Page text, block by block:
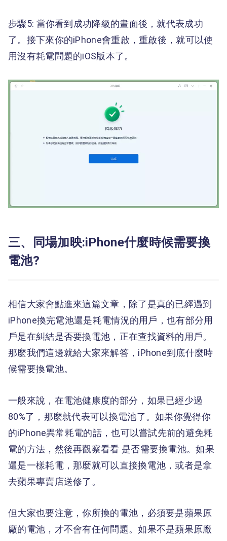
步驟5: 當你看到成功降級的畫面後，就代表成功
了。接下來你的iPhone會重啟，重啟後，就可以使
用沒有耗電問題的iOS版本了。
三、同場加映:iPhone什麼時候需要換
電池?
相信大家會點進來這篇文章，除了是真的已經遇到
iPhone換完電池還是耗電情況的用戶，也有部分用
戶是在糾結是否要換電池，正在查找資料的用戶。
那麼我們這邊就給大家來解答，iPhone到底什麼時
候需要換電池。
一般來說，在電池健康度的部分，如果已經少過
80%了，那麼就代表可以換電池了。如果你覺得你
的iPhone異常耗電的話，也可以嘗試先前的避免耗
電的方法，然後再觀察看看 是否需要換電池。如果
還是一樣耗電，那麼就可以直接換電池，或者是拿
去蘋果專賣店送修了。
但大家也要注意，你所換的電池，必須要是蘋果原
廠的電池，才不會有任何問題。如果不是蘋果原廠